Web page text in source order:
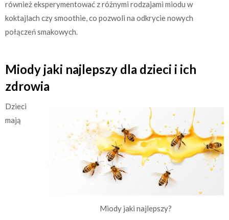
również eksperymentować z różnymi rodzajami miodu w
koktajlach czy smoothie, co pozwoli na odkrycie nowych
połączeń smakowych.
Miody jaki najlepszy dla dzieci i ich
zdrowia
Miody jaki najlepszy?
Dzieci
mają